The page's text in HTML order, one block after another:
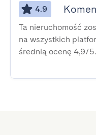
4.9
Ta nieruchomość
na wszystkich
średnią ocenę 4,9/5.